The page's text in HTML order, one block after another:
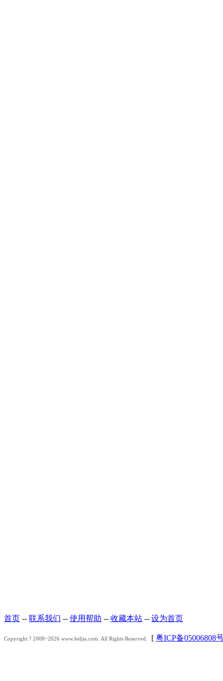
首页 -- 联系我们 -- 使用帮助 -- 收藏本站 -- 设为首页
Copyright ? 2008~2026 www.ledjia.com. All Rights Reserved. [ 粤ICP备05006808